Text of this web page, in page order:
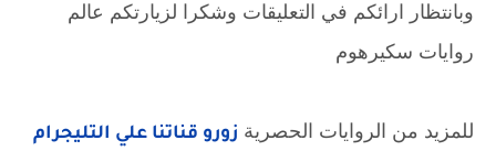
وبانتظار ارائكم في التعليقات وشكرا لزيارتكم عالم
روايات سكيرهوم
للمزيد من الروايات الحصرية زورو قناتنا علي التليجرام